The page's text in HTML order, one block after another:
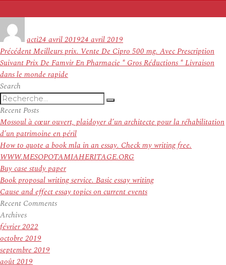
actile
24 avril 201924 avril 2019
Navigation
de
l’article
PrécédentArticle
précédent :
Meilleurs prix. Vente De Cipro 500 mg. Avec Prescription
SuivantArticle
suivant :
Prix De Famvir En Pharmacie * Gros Réductions * Livraison
dans le monde rapide
Search
Recherche
pour
:
Recherche
Recent Posts
Mossoul à cœur ouvert, plaidoyer d’un architecte pour la réhabilitation
d’un patrimoine en péril
How to quote a book mla in an essay. Check my writing free.
WWW.MESOPOTAMIAHERITAGE.ORG
Buy case study paper
Book proposal writing service. Basic essay writing
Cause and effect essay topics on current events
Recent Comments
Archives
février 2022
octobre 2019
septembre 2019
août 2019